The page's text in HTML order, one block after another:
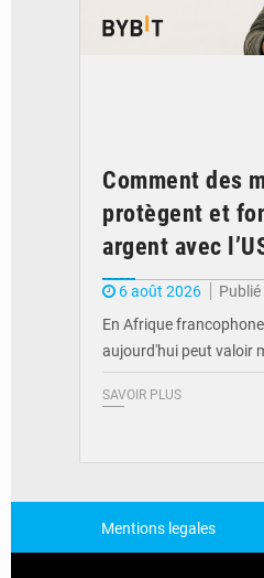
Comment des
protègent et
argent avec
6 août 2026
En Afrique
aujourd'hui peut valoir
SAVOIR PLUS
Mentions legales